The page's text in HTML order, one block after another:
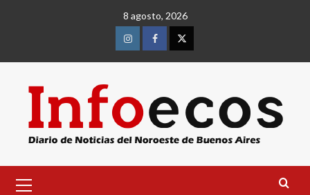
8 agosto, 2026
InstagramFacebookTwitter
primario